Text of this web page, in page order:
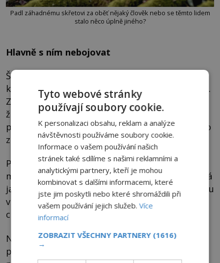
Padl záhadnému skřetovi za oběť nějaký člověk nebo se těmto lidem
stalo něco úplně jiného?
Hlavně s ním nebojovat
Škrtiče si oběti zpravidla všimnou až ve chvíli,
kdy jim přistane na zádech, a to už bývá pozdě.
Začne je totiž rdousit svými prackami. Říká se,
že čím více budete s útočníkem bojovat a
propadat při tom panice, tím více poroste jeho
zběsilost a síla.
Proč napadá osamělé chodce, když jejich
mrtvých těl se pak ani nedotkne? Kdo ví. Možná
jako u většiny monster jen pro zvrácenou zálibu
v páchání zla. A možná také proto, že jeho
chlebem má být lidský strach.
Naopak na Českolipsku se říká, že jsou mužíčci
poměrně neškodní. Podle pověstí skočili
Tyto webové stránky
používají soubory cookie.
K personalizaci obsahu, reklam a analýze
návštěvnosti používáme soubory cookie.
Informace o vašem používání našich
stránek také sdílíme s našimi reklamními a
analytickými partnery, kteří je mohou
kombinovat s dalšími informacemi, které
jste jim poskytli nebo které shromáždili při
vašem používání jejich služeb.Více
informací
ZOBRAZIT VŠECHNY PARTNERY (1616)
→